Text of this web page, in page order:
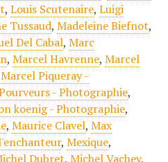
, Louis Scutenaire, Luigi
Tussaud, Madeleine Biefnot,
Del Cabal, Marc
, Marcel Havrenne, Marcel
Marcel Piqueray -
- Photographie,
koenig - Photographie,
, Maurice Clavel, Max
, Mexique,
Dubret, Michel Vachey,